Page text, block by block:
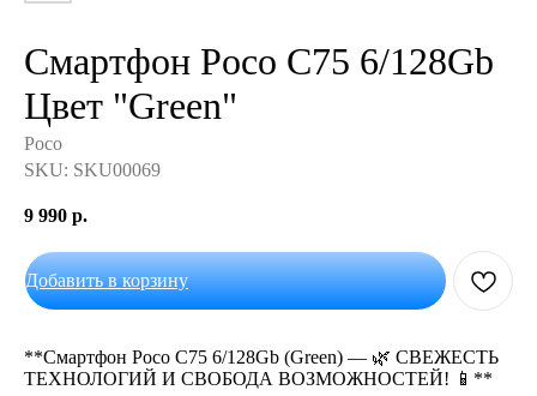
Смартфон Poco C75 6/128Gb
Цвет "Green"
Poco
SKU: SKU00069
9 990 р.
Добавить в корзину
**Смартфон Poco C75 6/128Gb (Green) — 🌿 СВЕЖЕСТЬ
ТЕХНОЛОГИЙ И СВОБОДА ВОЗМОЖНОСТЕЙ! 📱**